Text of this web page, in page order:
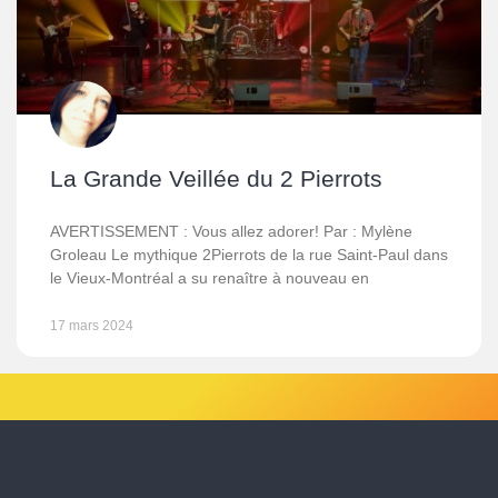
La Grande Veillée du 2 Pierrots
AVERTISSEMENT : Vous allez adorer! Par : Mylène
Groleau Le mythique 2Pierrots de la rue Saint-Paul dans
le Vieux-Montréal a su renaître à nouveau en
17 mars 2024